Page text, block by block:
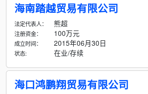
海南踏越贸易有限公司
法定代表人： 熊超
注册资金： 100万元
成立时间： 2015年06月30日
状态: 在业/存续
海口鸿鹏翔贸易有限公司